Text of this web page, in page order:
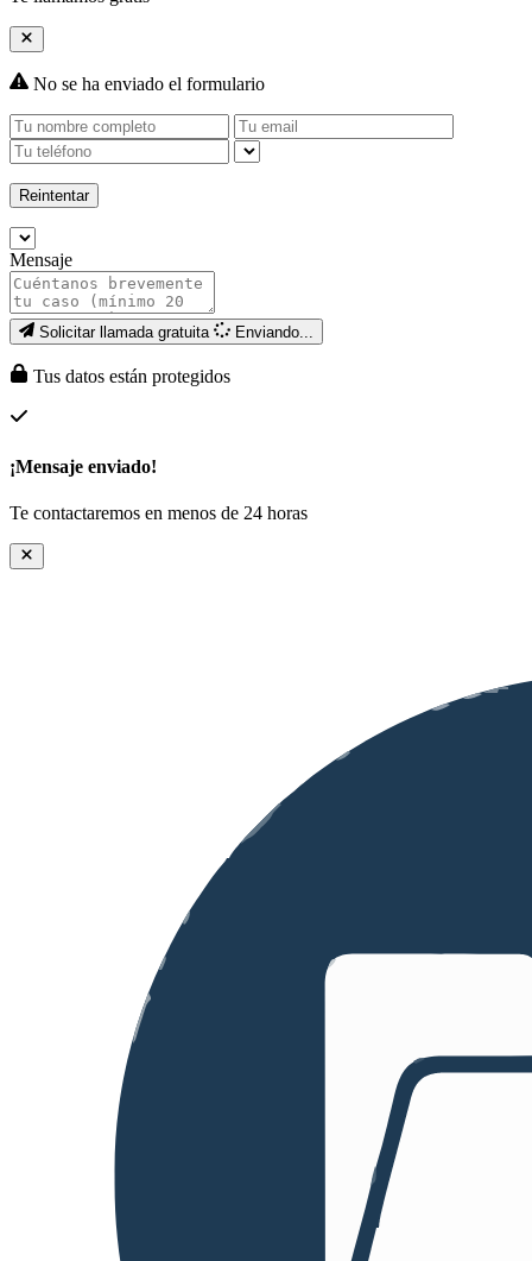
No se ha enviado el formulario
Reintentar
Mensaje
Solicitar llamada gratuita Enviando...
Tus datos están protegidos
¡Mensaje enviado!
Te contactaremos en menos de 24 horas